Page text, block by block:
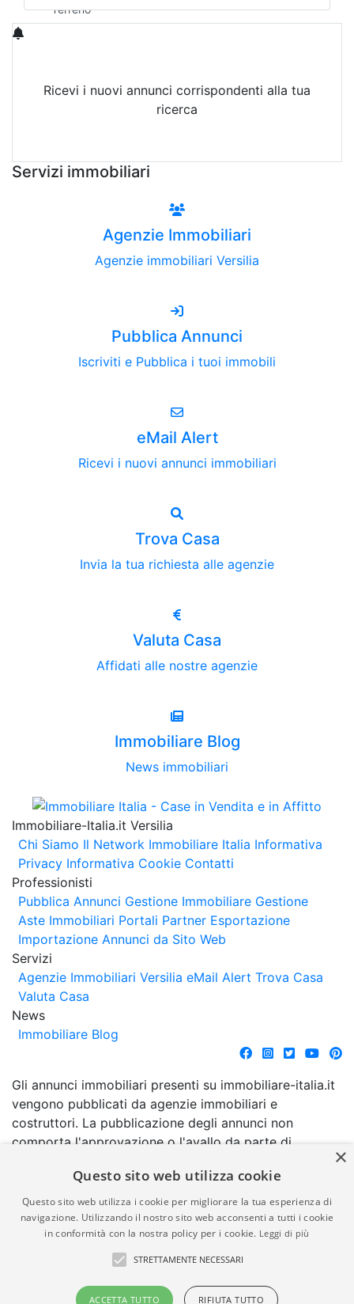
Terreno
Ricevi i nuovi annunci corrispondenti alla tua
ricerca
Servizi immobiliari
Agenzie Immobiliari
Agenzie immobiliari Versilia
Pubblica Annunci
Iscriviti e Pubblica i tuoi immobili
eMail Alert
Ricevi i nuovi annunci immobiliari
Trova Casa
Invia la tua richiesta alle agenzie
Valuta Casa
Affidati alle nostre agenzie
Immobiliare Blog
News immobiliari
Immobiliare-Italia.it Versilia
Chi Siamo Il Network Immobiliare Italia Informativa
Privacy Informativa Cookie Contatti
Professionisti
Pubblica Annunci Gestione Immobiliare Gestione
Aste Immobiliari Portali Partner Esportazione
Importazione Annunci da Sito Web
Servizi
Agenzie Immobiliari Versilia eMail Alert Trova Casa
Valuta Casa
News
Immobiliare Blog
Gli annunci immobiliari presenti su immobiliare-italia.it
vengono pubblicati da agenzie immobiliari e
costruttori. La pubblicazione degli annunci non
comporta l'approvazione o l'avallo da parte di
garanzia da parte di quest'ultima. immobiliare-italia.it
quindi non è responsabile della veridicità, della
correttezza, della completezza, della normativa in
materia di privacy e/o di alcun altro aspetto dei
suddetti annunci.
© Copyright 2007 - 2026
Powered by
×
Questo sito web utilizza cookie
Questo sito web utilizza i cookie per migliorare la tua esperienza di
navigazione. Utilizzando il nostro sito web acconsenti a tutti i cookie
in conformità con la nostra policy per i cookie. Leggi di più
STRETTAMENTE NECESSARI
ACCETTA TUTTO RIFIUTA TUTTO